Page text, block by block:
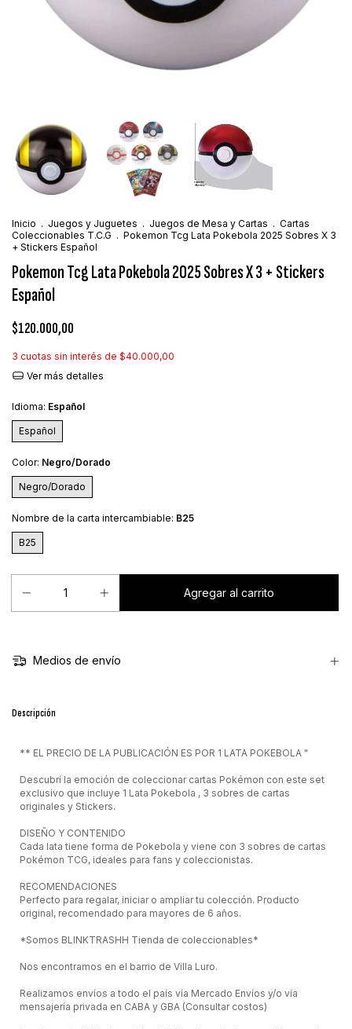
Inicio . Juegos y Juguetes . Juegos de Mesa y Cartas . Cartas
Coleccionables T.C.G . Pokemon Tcg Lata Pokebola 2025 Sobres X 3
+ Stickers Español
Pokemon Tcg Lata Pokebola 2025 Sobres X 3 + Stickers
Español
$120.000,00
3 cuotas sin interés de $40.000,00
Ver más detalles
Idioma: Español
Español
Color: Negro/Dorado
Negro/Dorado
Nombre de la carta intercambiable: B25
B25
Medios de envío
Descripción
** EL PRECIO DE LA PUBLICACIÓN ES POR 1 LATA POKEBOLA "
Descubrí la emoción de coleccionar cartas Pokémon con este set
exclusivo que incluye 1 Lata Pokebola , 3 sobres de cartas
originales y Stickers.
DISEÑO Y CONTENIDO
Cada lata tiene forma de Pokebola y viene con 3 sobres de cartas
Pokémon TCG, ideales para fans y coleccionistas.
RECOMENDACIONES
Perfecto para regalar, iniciar o ampliar tu colección. Producto
original, recomendado para mayores de 6 años.
*Somos BLINKTRASHH Tienda de coleccionables*
Nos encontramos en el barrio de Villa Luro.
Realizamos envíos a todo el país vía Mercado Envíos y/o vía
mensajería privada en CABA y GBA (Consultar costos)